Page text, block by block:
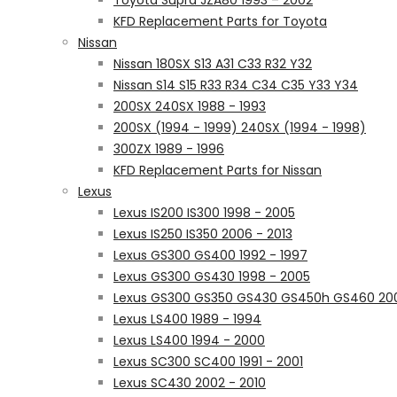
KFD Replacement Parts for Toyota
Nissan
Nissan 180SX S13 A31 C33 R32 Y32
Nissan S14 S15 R33 R34 C34 C35 Y33 Y34
200SX 240SX 1988 - 1993
200SX (1994 - 1999) 240SX (1994 - 1998)
300ZX 1989 - 1996
KFD Replacement Parts for Nissan
Lexus
Lexus IS200 IS300 1998 - 2005
Lexus IS250 IS350 2006 - 2013
Lexus GS300 GS400 1992 - 1997
Lexus GS300 GS430 1998 - 2005
Lexus GS300 GS350 GS430 GS450h GS460
Lexus LS400 1989 - 1994
Lexus LS400 1994 - 2000
Lexus SC300 SC400 1991 - 2001
Lexus SC430 2002 - 2010